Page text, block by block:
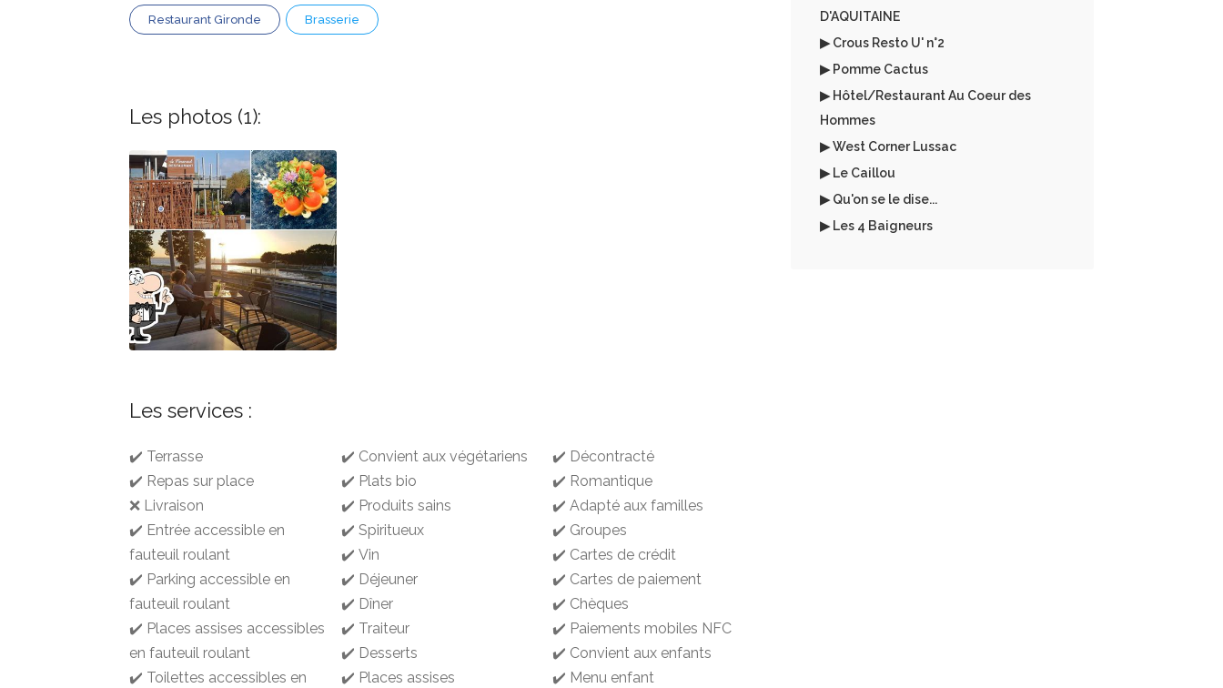
Restaurant Gironde Brasserie
Les photos (1):
Les services :
✔️ Terrasse
✔️ Repas sur place
❌ Livraison
✔️ Entrée accessible en
fauteuil roulant
✔️ Parking accessible en
fauteuil roulant
✔️ Places assises accessibles
en fauteuil roulant
✔️ Toilettes accessibles en
✔️ Convient aux végétariens
✔️ Plats bio
✔️ Produits sains
✔️ Spiritueux
✔️ Vin
✔️ Déjeuner
✔️ Dîner
✔️ Traiteur
✔️ Desserts
✔️ Places assises
✔️ Décontracté
✔️ Romantique
✔️ Adapté aux familles
✔️ Groupes
✔️ Cartes de crédit
✔️ Cartes de paiement
✔️ Chèques
✔️ Paiements mobiles NFC
✔️ Convient aux enfants
✔️ Menu enfant
D'AQUITAINE
▶ Crous Resto U' n°2
▶ Pomme Cactus
▶ Hôtel/Restaurant Au Coeur des
Hommes
▶ West Corner Lussac
▶ Le Caillou
▶ Qu'on se le dise...
▶ Les 4 Baigneurs